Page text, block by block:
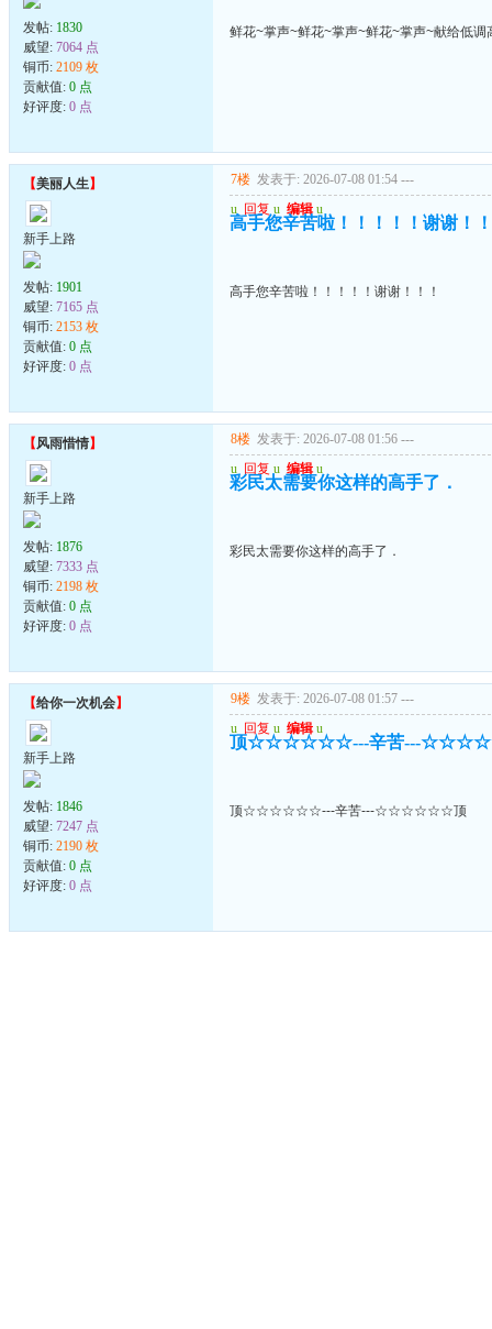
发帖: 1830
威望: 7064 点
铜币: 2109 枚
贡献值: 0 点
好评度: 0 点
鲜花~掌声~鲜花~掌声~鲜花~掌声~献给低调
【美丽人生】
新手上路
发帖: 1901
威望: 7165 点
铜币: 2153 枚
贡献值: 0 点
好评度: 0 点
7楼 发表于: 2026-07-08 01:54 ---
u 回复 u 编辑 u
高手您辛苦啦！！！！！谢谢！
高手您辛苦啦！！！！！谢谢！！！
【风雨惜情】
新手上路
发帖: 1876
威望: 7333 点
铜币: 2198 枚
贡献值: 0 点
好评度: 0 点
8楼 发表于: 2026-07-08 01:56 ---
u 回复 u 编辑 u
彩民太需要你这样的高手了．
彩民太需要你这样的高手了．
【给你一次机会】
新手上路
发帖: 1846
威望: 7247 点
铜币: 2190 枚
贡献值: 0 点
好评度: 0 点
9楼 发表于: 2026-07-08 01:57 ---
u 回复 u 编辑 u
顶☆☆☆☆☆☆---辛苦---
顶☆☆☆☆☆☆---辛苦---☆☆☆☆☆☆顶